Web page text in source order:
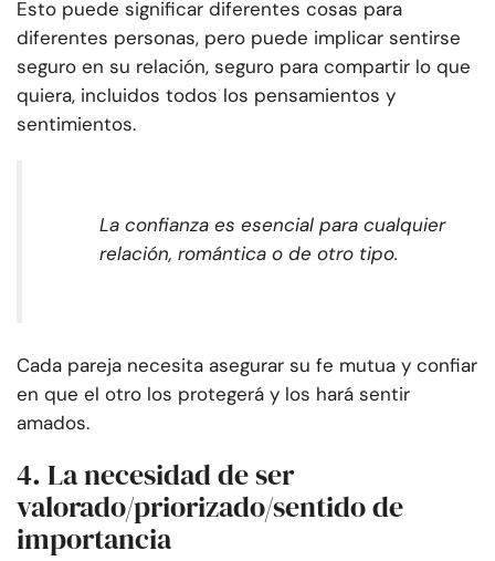
Esto puede significar diferentes cosas para
diferentes personas, pero puede implicar sentirse
seguro en su relación, seguro para compartir lo que
quiera, incluidos todos los pensamientos y
sentimientos.
La confianza es esencial para cualquier
relación, romántica o de otro tipo.
Cada pareja necesita asegurar su fe mutua y confiar
en que el otro los protegerá y los hará sentir
amados.
4. La necesidad de ser
valorado/priorizado/sentido de
importancia